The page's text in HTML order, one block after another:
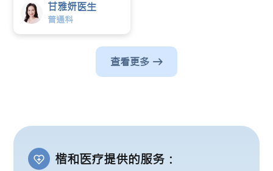
甘雅妍医生
普通科
查看更多
楷和医疗提供的服务：